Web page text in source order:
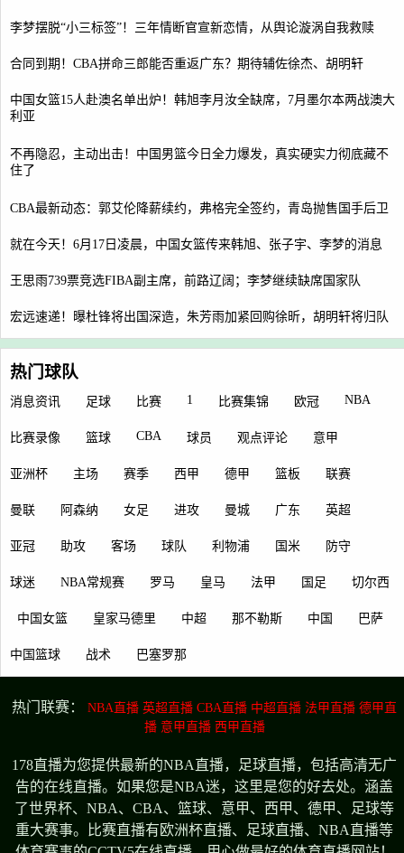
李梦摆脱“小三标签”！三年情断官宣新恋情，从舆论漩涡自我救赎
合同到期！CBA拼命三郎能否重返广东？期待辅佐徐杰、胡明轩
中国女篮15人赴澳名单出炉！韩旭李月汝全缺席，7月墨尔本两战澳大
利亚
不再隐忍，主动出击！中国男篮今日全力爆发，真实硬实力彻底藏不
住了
CBA最新动态：郭艾伦降薪续约，弗格完全签约，青岛抛售国手后卫
就在今天！6月17日凌晨，中国女篮传来韩旭、张子宇、李梦的消息
王思雨739票竞选FIBA副主席，前路辽阔；李梦继续缺席国家队
宏远速递！曝杜锋将出国深造，朱芳雨加紧回购徐昕，胡明轩将归队
热门球队
消息资讯 足球 比赛 1 比赛集锦 欧冠 NBA
比赛录像 篮球 CBA 球员 观点评论 意甲
亚洲杯 主场 赛季 西甲 德甲 篮板 联赛
曼联 阿森纳 女足 进攻 曼城 广东 英超
亚冠 助攻 客场 球队 利物浦 国米 防守
球迷 NBA常规赛 罗马 皇马 法甲 国足 切尔西
中国女篮 皇家马德里 中超 那不勒斯 中国 巴萨
中国篮球 战术 巴塞罗那
热门联赛： NBA直播 英超直播 CBA直播 中超直播 法甲直播 德甲直
播 意甲直播 西甲直播
178直播为您提供最新的NBA直播，足球直播，包括高清无广
告的在线直播。如果您是NBA迷，这里是您的好去处。涵盖
了世界杯、NBA、CBA、篮球、意甲、西甲、德甲、足球等
重大赛事。比赛直播有欧洲杯直播、足球直播、NBA直播等